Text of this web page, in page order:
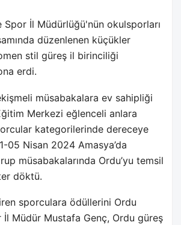
Spor İl Müdürlüğü'nün okulsporları
düzenlenen küçükler
stil güreş il birinciliği
erdi.
müsabakalara ev sahipliği
Merkezi eğlenceli anlara
kategorilerinde dereceye
05 Nisan 2024 Amasya’da
müsabakalarında Ordu’yu temsil
döktü.
sporculara ödüllerini Ordu
İl Müdür Mustafa Genç, Ordu güreş